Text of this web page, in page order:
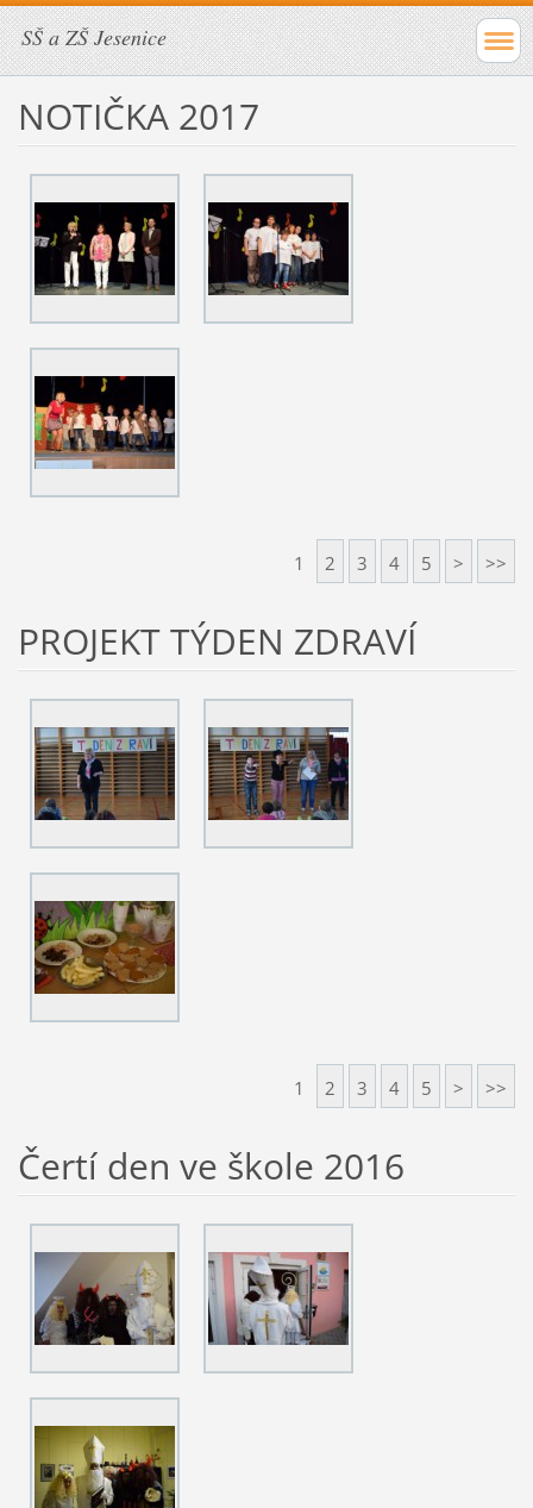
SŠ a ZŠ Jesenice
NOTIČKA 2017
1 2 3 4 5 > >>
PROJEKT TÝDEN ZDRAVÍ
1 2 3 4 5 > >>
Čertí den ve škole 2016